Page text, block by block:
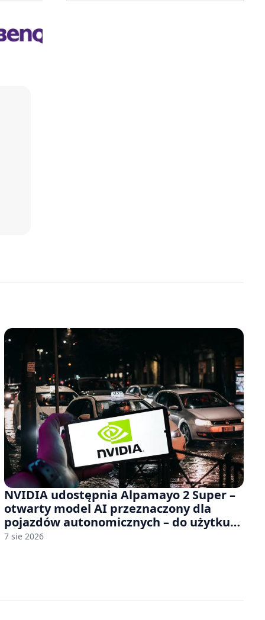
NVIDIA udostępnia Alpamayo 2 Super –
otwarty model AI przeznaczony dla
pojazdów autonomicznych – do użytku
komercyjnego
7 sie 2026